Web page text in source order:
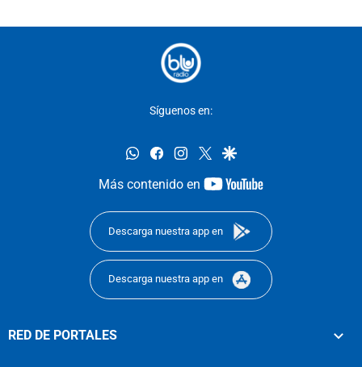
Síguenos en:
whatsappfacebookinstagram
twittergoogle
Más contenido en
youtube-
Descarga nuestra app en
Descarga nuestra app en
RED DE PORTALES